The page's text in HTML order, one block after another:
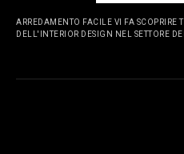
ARREDAMENTO FACILE VI FA SCOPRIRE
DELL'INTERIOR DESIGN NEL SETTORE